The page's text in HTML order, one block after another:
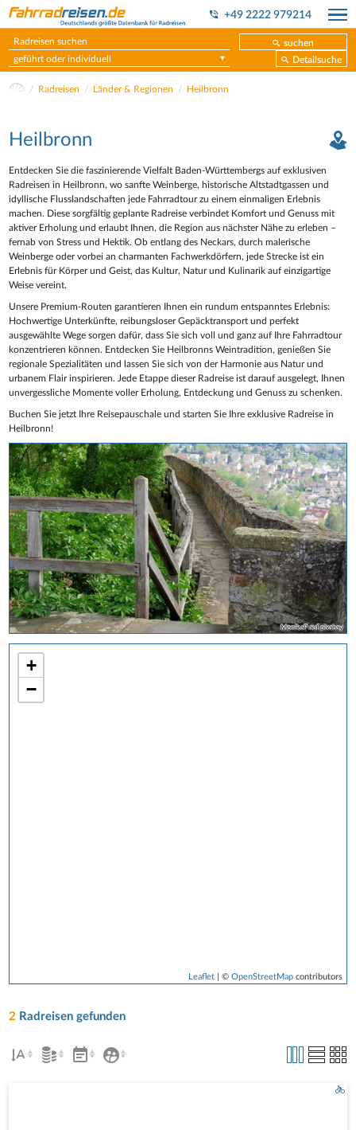
+49 2222 979214
suchen
geführt oder individuell
Detailsuche
Radreisen Länder & Regionen Heilbronn
MonikaP auf pixabay
+
−
Leaflet| © OpenStreetMapcontributors
Heilbronn
Entdecken Sie die faszinierende Vielfalt Baden-Württembergs auf exklusiven
Radreisen in Heilbronn, wo sanfte Weinberge, historische Altstadtgassen und
idyllische Flusslandschaften jede Fahrradtour zu einem einmaligen Erlebnis
machen. Diese sorgfältig geplante Radreise verbindet Komfort und Genuss mit
aktiver Erholung und erlaubt Ihnen, die Region aus nächster Nähe zu erleben –
fernab von Stress und Hektik. Ob entlang des Neckars, durch malerische
Weinberge oder vorbei an charmanten Fachwerkdörfern, jede Strecke ist ein
Erlebnis für Körper und Geist, das Kultur, Natur und Kulinarik auf einzigartige
Weise vereint.
Unsere Premium-Routen garantieren Ihnen ein rundum entspanntes Erlebnis:
Hochwertige Unterkünfte, reibungsloser Gepäcktransport und perfekt
ausgewählte Wege sorgen dafür, dass Sie sich voll und ganz auf Ihre Fahrradtour
konzentrieren können. Entdecken Sie Heilbronns Weintradition, genießen Sie
regionale Spezialitäten und lassen Sie sich von der Harmonie aus Natur und
urbanem Flair inspirieren. Jede Etappe dieser Radreise ist darauf ausgelegt, Ihnen
unvergessliche Momente voller Erholung, Entdeckung und Genuss zu schenken.
Buchen Sie jetzt Ihre Reisepauschale und starten Sie Ihre exklusive Radreise in
Heilbronn!
2 Radreisen gefunden